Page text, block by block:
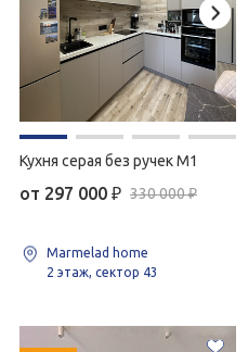
Кухня серая без ручек М1
от 297 000 ₽ 330 000 ₽
Marmelad home
2 этаж, сектор 43